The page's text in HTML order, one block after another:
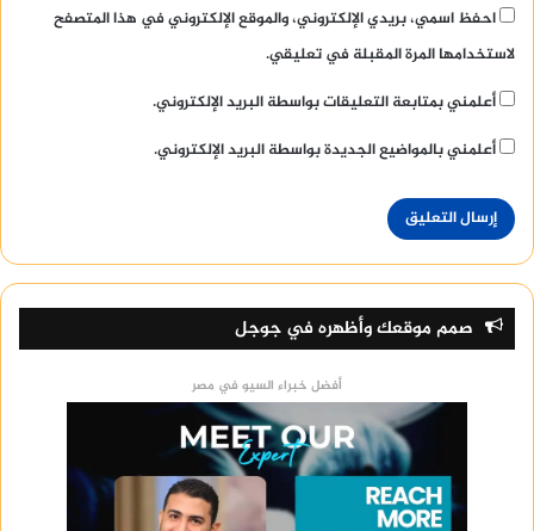
احفظ اسمي، بريدي الإلكتروني، والموقع الإلكتروني في هذا المتصفح
لاستخدامها المرة المقبلة في تعليقي.
أعلمني بمتابعة التعليقات بواسطة البريد الإلكتروني.
أعلمني بالمواضيع الجديدة بواسطة البريد الإلكتروني.
صمم موقعك وأظهره في جوجل
أفضل خبراء السيو في مصر